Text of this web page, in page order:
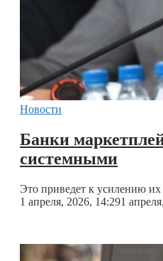
Новости
Банки
системными
Это приведет к усилению их
1 апреля, 2026, 14:291